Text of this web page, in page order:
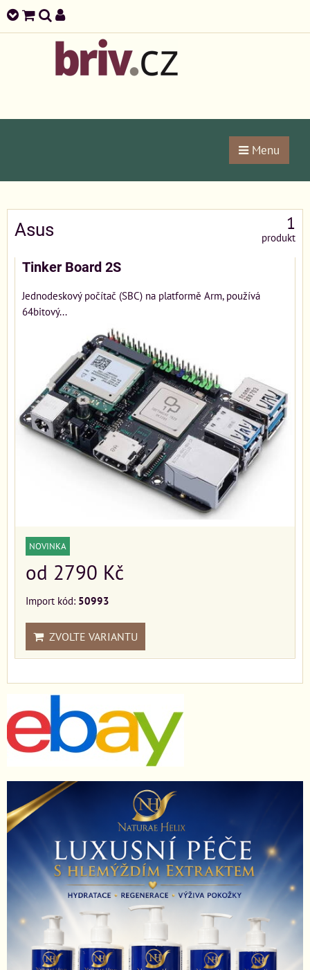
Menu
Asus 1
produkt
Tinker Board 2S
Jednodeskový počítač (SBC) na platformě Arm, používá
64bitový...
NOVINKA
od 2790 Kč
Import kód: 50993
ZVOLTE VARIANTU